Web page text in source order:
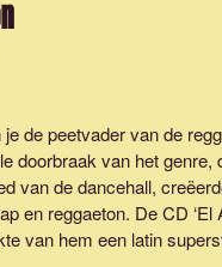
de peetvader van de
doorbraak van het
van de dancehall,
en reggaeton. De CD
van hem een latin